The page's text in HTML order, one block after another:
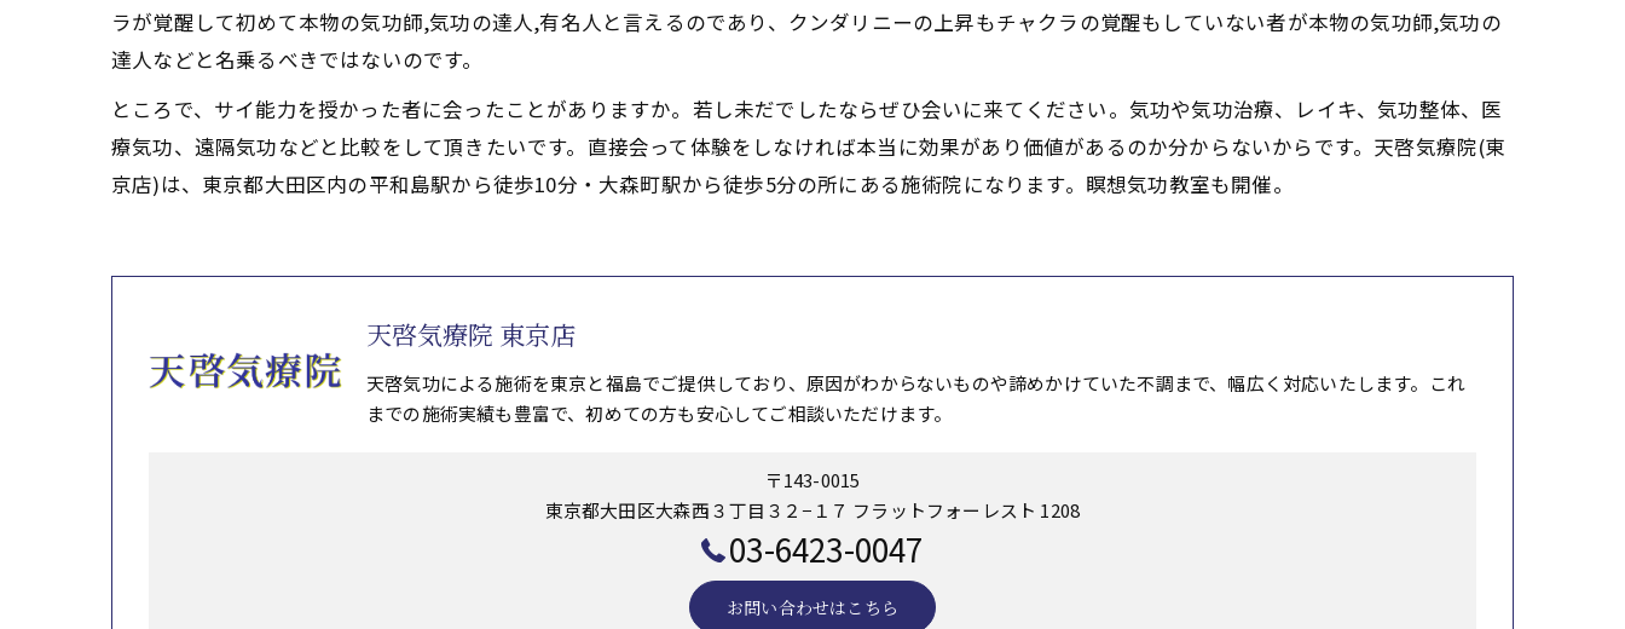
ラが覚醒して初めて本物の気功師,気功の達人,有名人と言えるのであり、クンダリニーの上昇もチャクラの覚醒もしていない者が本物の気功師,気功の
達人などと名乗るべきではないのです。
ところで、サイ能力を授かった者に会ったことがありますか。若し未だでしたならぜひ会いに来てください。気功や気功治療、レイキ、気功整体、医
療気功、遠隔気功などと比較をして頂きたいです。直接会って体験をしなければ本当に効果があり価値があるのか分からないからです。天啓気療院(東
京店)は、東京都大田区内の平和島駅から徒歩10分・大森町駅から徒歩5分の所にある施術院になります。瞑想気功教室も開催。
天啓気療院 東京店
天啓気功による施術を東京と福島でご提供しており、原因がわからないものや諦めかけていた不調まで、幅広く対応いたします。これ
までの施術実績も豊富で、初めての方も安心してご相談いただけます。
〒143-0015
東京都大田区大森西３丁目３２−１７ フラットフォーレスト 1208
03-6423-0047
お問い合わせはこちら